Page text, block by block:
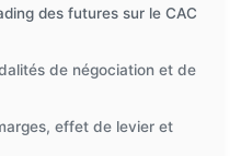
des futures sur le CAC
de négociation et de
effet de levier et